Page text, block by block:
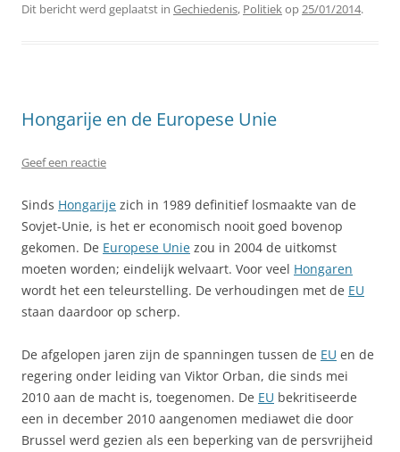
Dit bericht werd geplaatst in Gechiedenis, Politiekop25/01/2014.
Hongarije en de Europese Unie
Geef een reactie
Sinds Hongarije zich in 1989 definitief losmaakte van de
Sovjet-Unie, is het er economisch nooit goed bovenop
gekomen. De Europese Unie zou in 2004 de uitkomst
moeten worden; eindelijk welvaart. Voor veel Hongaren
wordt het een teleurstelling. De verhoudingen met de EU
staan daardoor op scherp.
De afgelopen jaren zijn de spanningen tussen de EU en de
regering onder leiding van Viktor Orban, die sinds mei
2010 aan de macht is, toegenomen. De EU bekritiseerde
een in december 2010 aangenomen mediawet die door
Brussel werd gezien als een beperking van de persvrijheid